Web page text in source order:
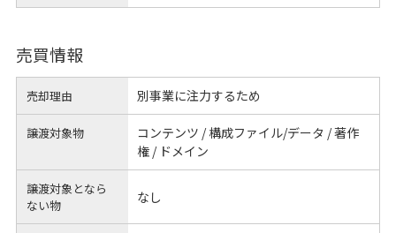
売買情報
売却理由 別事業に注力するため
譲渡対象物
コンテンツ / 構成ファイル/データ / 著作
権 / ドメイン
譲渡対象となら
ない物
なし